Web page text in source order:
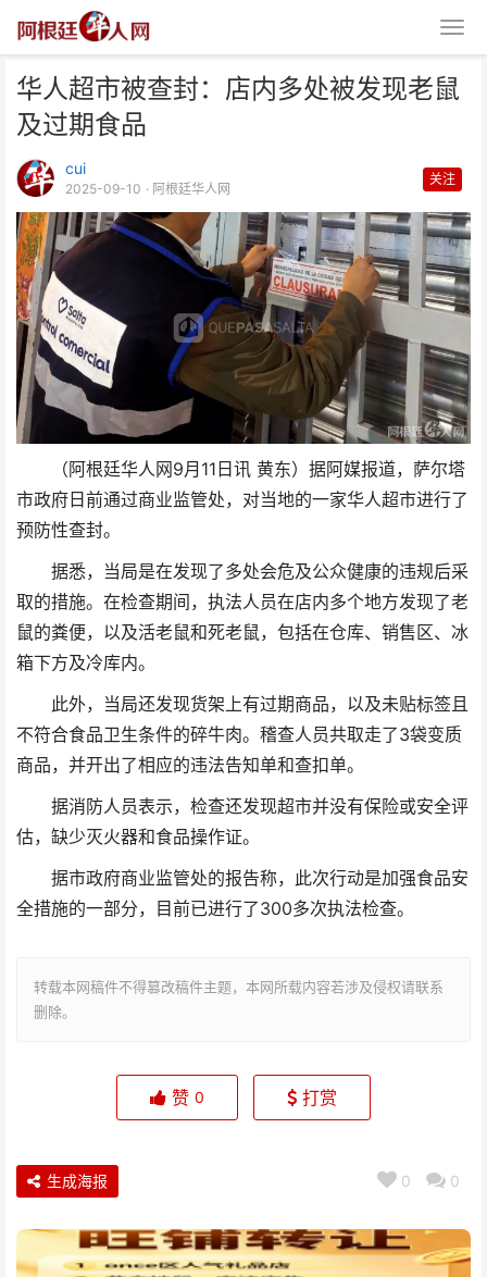
华人超市被查封：店内多处被发现老鼠
及过期食品
cui
2025-09-10 · 阿根廷华人网
关注
（阿根廷华人网9月11日讯 黄东）据阿媒报道，萨尔塔
市政府日前通过商业监管处，对当地的一家华人超市进行了
预防性查封。
据悉，当局是在发现了多处会危及公众健康的违规后采
取的措施。在检查期间，执法人员在店内多个地方发现了老
鼠的粪便，以及活老鼠和死老鼠，包括在仓库、销售区、冰
箱下方及冷库内。
此外，当局还发现货架上有过期商品，以及未贴标签且
不符合食品卫生条件的碎牛肉。稽查人员共取走了3袋变质
商品，并开出了相应的违法告知单和查扣单。
据消防人员表示，检查还发现超市并没有保险或安全评
估，缺少灭火器和食品操作证。
据市政府商业监管处的报告称，此次行动是加强食品安
全措施的一部分，目前已进行了300多次执法检查。
转载本网稿件不得篡改稿件主题，本网所载内容若涉及侵权请联系
删除。
华人超市被查封：店内多处被发现
老鼠及过期食品
赞 0 打赏
0 0
生成海报